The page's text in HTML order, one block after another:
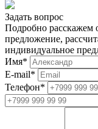
Задать вопрос
Подробно расскажем
предложение,
индивидуальное
Имя*
E-mail*
Телефон*